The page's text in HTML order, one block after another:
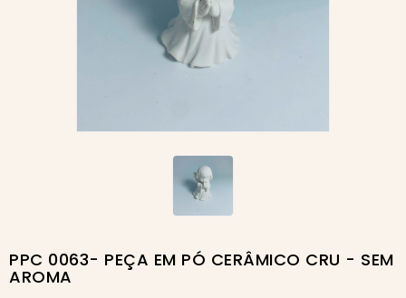
PPC 0063- PEÇA EM PÓ CERÂMICO CRU - SEM
AROMA